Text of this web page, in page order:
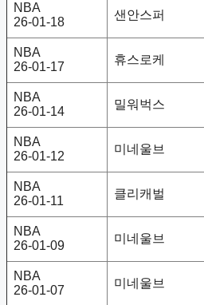
NBA
26-01-18
샌안스퍼
NBA
26-01-17
휴스로케
NBA
26-01-14
밀워벅스
NBA
26-01-12
미네울브
NBA
26-01-11
클리캐벌
NBA
26-01-09
미네울브
NBA
26-01-07
미네울브